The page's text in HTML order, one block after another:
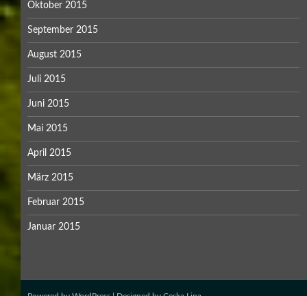
Oktober 2015
September 2015
August 2015
Juli 2015
Juni 2015
Mai 2015
April 2015
März 2015
Februar 2015
Januar 2015